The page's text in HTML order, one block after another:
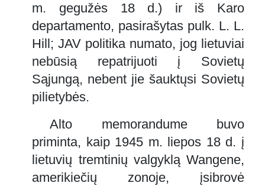
m. gegužės 18 d.) ir iš Karo
departamento, pasirašytas pulk. L. L.
Hill; JAV politika numato, jog lietuviai
nebūsią repatrijuoti į Sovietų
Sąjungą, nebent jie šauktųsi Sovietų
pilietybės.
Alto memorandume buvo
priminta, kaip 1945 m. liepos 18 d. į
lietuvių tremtinių valgyklą Wangene,
amerikiečių zonoje, įsibrovė